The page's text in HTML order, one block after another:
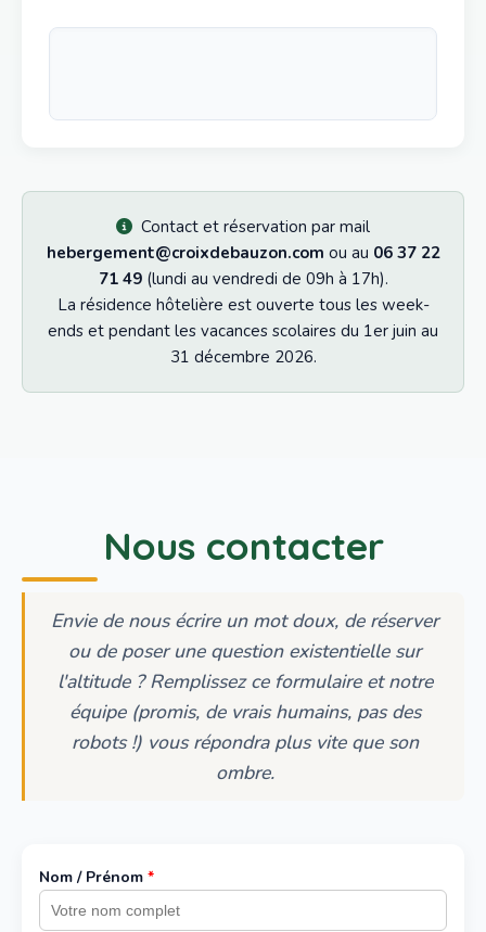
Contact et réservation par mail
hebergement@croixdebauzon.com ou au 06 37 22
71 49(lundi au vendredi de 09h à 17h).
La résidence hôtelière est ouverte tous les week-
ends et pendant les vacances scolaires du 1er juin au
31 décembre 2026.
Nous contacter
Envie de nous écrire un mot doux, de réserver
ou de poser une question existentielle sur
l'altitude ? Remplissez ce formulaire et notre
équipe (promis, de vrais humains, pas des
robots !) vous répondra plus vite que son
ombre.
Nom / Prénom *